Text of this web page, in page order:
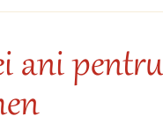
ani